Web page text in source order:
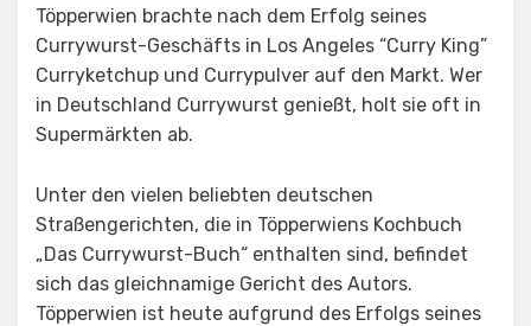
Töpperwien brachte nach dem Erfolg seines
Currywurst-Geschäfts in Los Angeles “Curry King”
Curryketchup und Currypulver auf den Markt. Wer
in Deutschland Currywurst genießt, holt sie oft in
Supermärkten ab.
Unter den vielen beliebten deutschen
Straßengerichten, die in Töpperwiens Kochbuch
„Das Currywurst-Buch“ enthalten sind, befindet
sich das gleichnamige Gericht des Autors.
Töpperwien ist heute aufgrund des Erfolgs seines